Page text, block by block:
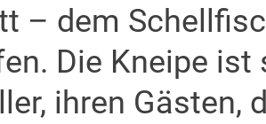
– dem
Die Kneipe
ihren Gästen,